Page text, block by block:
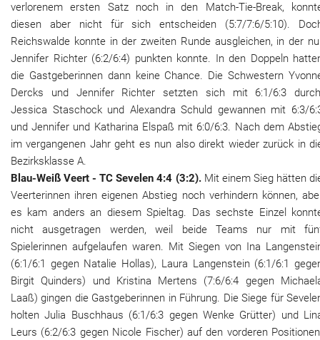
verlorenem ersten Satz noch in den Match-Tie-Break,
diesen aber nicht für sich entscheiden (5:7/7:6/5:10).
Reichswalde konnte in der zweiten Runde ausgleichen, in der
Jennifer Richter (6:2/6:4) punkten konnte. In den Doppeln
die Gastgeberinnen dann keine Chance. Die Schwestern
Dercks und Jennifer Richter setzten sich mit 6:1/6:3
Jessica Staschock und Alexandra Schuld gewannen mit 6:3/
und Jennifer und Katharina Elspaß mit 6:0/6:3. Nach dem
im vergangenen Jahr geht es nun also direkt wieder zurück in
Bezirksklasse A.
Blau-Weiß Veert - TC Sevelen 4:4 (3:2).Mit einem Sieg hätten
Veerterinnen ihren eigenen Abstieg noch verhindern können,
es kam anders an diesem Spieltag. Das sechste Einzel
nicht ausgetragen werden, weil beide Teams nur mit
Spielerinnen aufgelaufen waren. Mit Siegen von Ina
(6:1/6:1 gegen Natalie Hollas), Laura Langenstein (6:1/6:1
Birgit Quinders) und Kristina Mertens (7:6/6:4 gegen
Laaß) gingen die Gastgeberinnen in Führung. Die Siege für
holten Julia Buschhaus (6:1/6:3 gegen Wenke Grütter) und
Leurs (6:2/6:3 gegen Nicole Fischer) auf den vorderen